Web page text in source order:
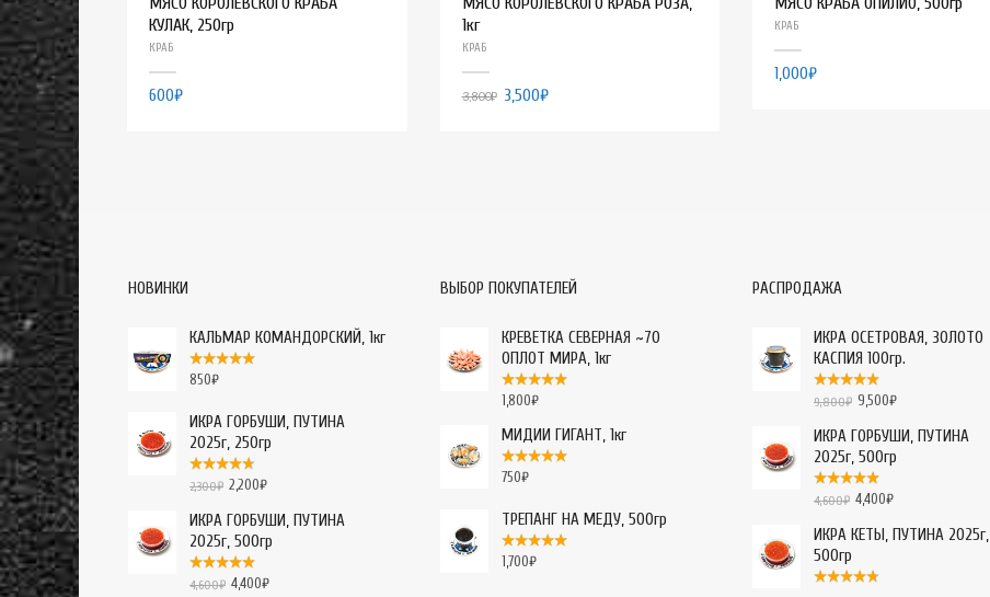
КУЛАК, 250гр
КРАБ
600₽
1кг
КРАБ
3,800₽ 3,500₽
КРАБ
1,000₽
НОВИНКИ
КАЛЬМАР КОМАНДОРСКИЙ, 1кг
850₽
ИКРА ГОРБУШИ, ПУТИНА
2025г, 250гр
2,300₽ 2,200₽
ИКРА ГОРБУШИ, ПУТИНА
2025г, 500гр
4,600₽ 4,400₽
ВЫБОР ПОКУПАТЕЛЕЙ
КРЕВЕТКА СЕВЕРНАЯ ~70
ОПЛОТ МИРА, 1кг
1,800₽
МИДИИ ГИГАНТ, 1кг
750₽
ТРЕПАНГ НА МЕДУ, 500гр
1,700₽
РАСПРОДАЖА
ИКРА ОСЕТРОВАЯ, ЗОЛОТО
КАСПИЯ 100гр.
9,800₽ 9,500₽
ИКРА ГОРБУШИ, ПУТИНА
2025г, 500гр
4,600₽ 4,400₽
ИКРА КЕТЫ, ПУТИНА 2025г,
500гр